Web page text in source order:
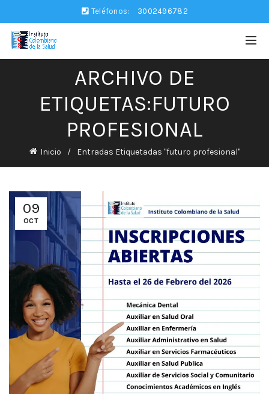
Teléfonos: 3002496782
ARCHIVO DE
ETIQUETAS:FUTURO
PROFESIONAL
Inicio Entradas Etiquetadas "futuro profesional"
09
OCT